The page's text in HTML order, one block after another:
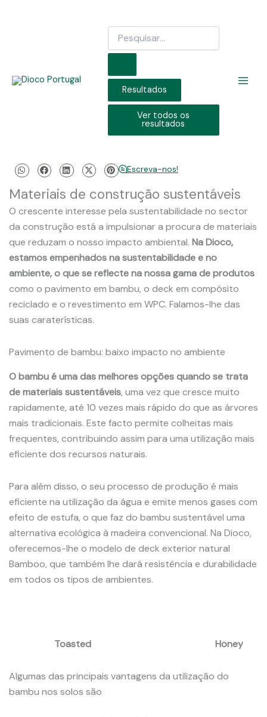
Search
Resultados
Ver todos os
resultados
Escreva-nos!
Materiais de construção sustentáveis
O crescente interesse pela sustentabilidade no sector
da construção está a impulsionar a procura de materiais
que reduzam o nosso impacto ambiental. Na Dioco,
estamos empenhados na sustentabilidade e no
ambiente, o que se reflecte na nossa gama de produtos
como o pavimento em bambu, o deck em compósito
reciclado e o revestimento em WPC. Falamos-lhe das
suas caraterísticas.
Pavimento de bambu: baixo impacto no ambiente
O bambu é uma das melhores opções quando se trata
de materiais sustentáveis, uma vez que cresce muito
rapidamente, até 10 vezes mais rápido do que as árvores
mais tradicionais. Este facto permite colheitas mais
frequentes, contribuindo assim para uma utilização mais
eficiente dos recursos naturais.
Para além disso, o seu processo de produção é mais
eficiente na utilização da água e emite menos gases com
efeito de estufa, o que faz do bambu sustentável uma
alternativa ecológica à madeira convencional. Na Dioco,
oferecemos-lhe o modelo de deck exterior natural
Bamboo, que também lhe dará resistência e durabilidade
em todos os tipos de ambientes.
Toasted Honey
Algumas das principais vantagens da utilização do
bambu nos solos são